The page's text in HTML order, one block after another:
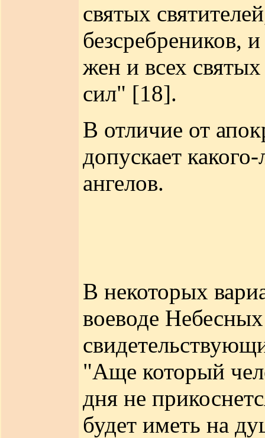
святых
безсребреников,
жен и всех
сил" [18].
В отличие от
допускает
ангелов.
В некоторых
воеводе
"Аще который
дня не
будет иметь на